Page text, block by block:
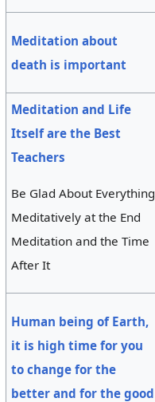
Meditation about
death is important
Meditation and Life
Itself are the Best
Teachers
Be Glad About Everything
Meditatively at the End
Meditation and the Time
After It
Human being of Earth,
it is high time for you
to change for the
better and for the good